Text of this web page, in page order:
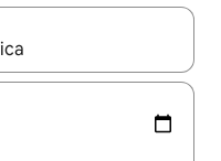
印キーを使って移動するか